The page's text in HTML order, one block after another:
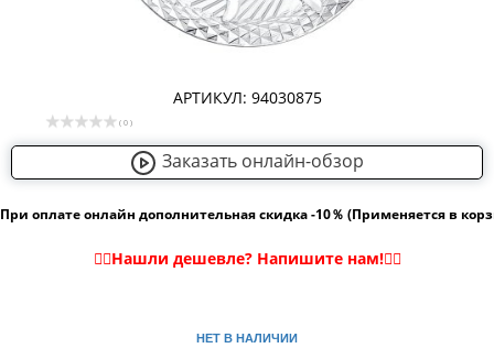
АРТИКУЛ: 94030875
( 0 )
Заказать онлайн-обзор
При оплате онлайн дополнительная скидка -10％ (Применяется в
НЕТ В НАЛИЧИИ